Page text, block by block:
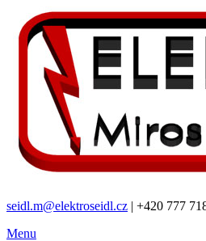
seidl.m@elektroseidl.cz | +420 777
Menu